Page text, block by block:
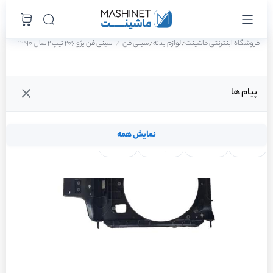
پیام ها
نمایش همه
فروشگاه اینترنتی ماشینت/لوازم بدنه/سینی فن سینی فن پژو 206 تیپ 2 سال 1390